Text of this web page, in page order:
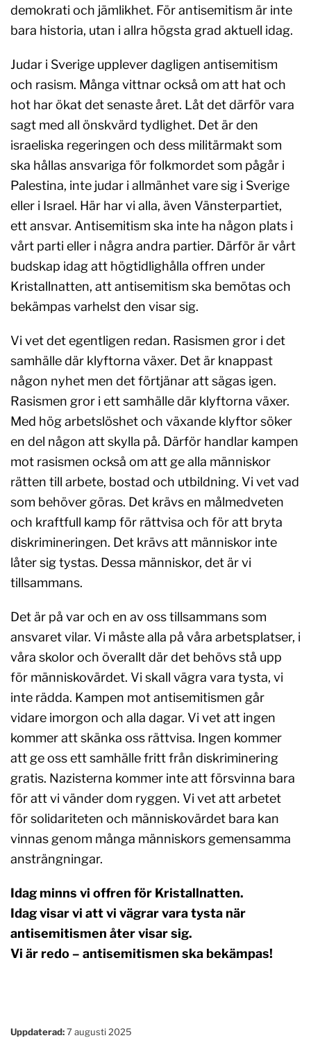
demokrati och jämlikhet. För antisemitism är inte
bara historia, utan i allra högsta grad aktuell idag.
Judar i Sverige upplever dagligen antisemitism
och rasism. Många vittnar också om att hat och
hot har ökat det senaste året. Låt det därför vara
sagt med all önskvärd tydlighet. Det är den
israeliska regeringen och dess militärmakt som
ska hållas ansvariga för folkmordet som pågår i
Palestina, inte judar i allmänhet vare sig i Sverige
eller i Israel. Här har vi alla, även Vänsterpartiet,
ett ansvar. Antisemitism ska inte ha någon plats i
vårt parti eller i några andra partier. Därför är vårt
budskap idag att högtidlighålla offren under
Kristallnatten, att antisemitism ska bemötas och
bekämpas varhelst den visar sig.
Vi vet det egentligen redan. Rasismen gror i det
samhälle där klyftorna växer. Det är knappast
någon nyhet men det förtjänar att sägas igen.
Rasismen gror i ett samhälle där klyftorna växer.
Med hög arbetslöshet och växande klyftor söker
en del någon att skylla på. Därför handlar kampen
mot rasismen också om att ge alla människor
rätten till arbete, bostad och utbildning. Vi vet vad
som behöver göras. Det krävs en målmedveten
och kraftfull kamp för rättvisa och för att bryta
diskrimineringen. Det krävs att människor inte
låter sig tystas. Dessa människor, det är vi
tillsammans.
Det är på var och en av oss tillsammans som
ansvaret vilar. Vi måste alla på våra arbetsplatser, i
våra skolor och överallt där det behövs stå upp
för människovärdet. Vi skall vägra vara tysta, vi
inte rädda. Kampen mot antisemitismen går
vidare imorgon och alla dagar. Vi vet att ingen
kommer att skänka oss rättvisa. Ingen kommer
att ge oss ett samhälle fritt från diskriminering
gratis. Nazisterna kommer inte att försvinna bara
för att vi vänder dom ryggen. Vi vet att arbetet
för solidariteten och människovärdet bara kan
vinnas genom många människors gemensamma
ansträngningar.
Idag minns vi offren för Kristallnatten.
Idag visar vi att vi vägrar vara tysta när
antisemitismen åter visar sig.
Vi är redo – antisemitismen ska bekämpas!
Uppdaterad:7 augusti 2025